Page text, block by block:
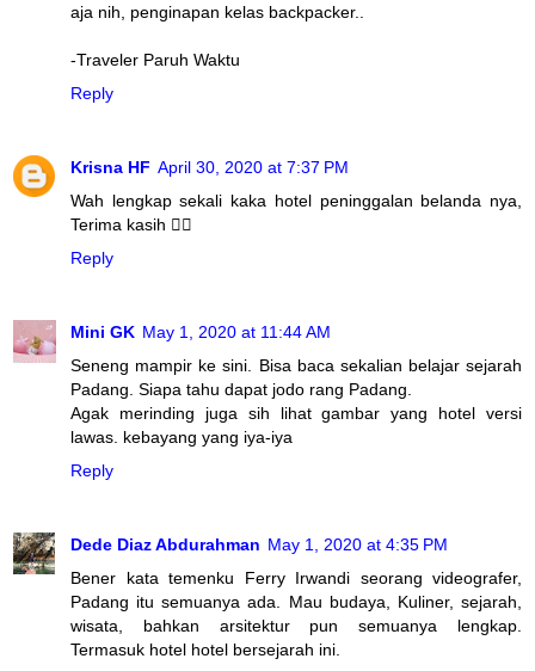
aja nih, penginapan kelas backpacker..
-Traveler Paruh Waktu
Reply
Krisna HF April 30, 2020 at 7:37 PM
Wah lengkap sekali kaka hotel peninggalan belanda nya,
Terima kasih 🤸‍♀️
Reply
Mini GK May 1, 2020 at 11:44 AM
Seneng mampir ke sini. Bisa baca sekalian belajar sejarah
Padang. Siapa tahu dapat jodo rang Padang.
Agak merinding juga sih lihat gambar yang hotel versi
lawas. kebayang yang iya-iya
Reply
Dede Diaz Abdurahman May 1, 2020 at 4:35 PM
Bener kata temenku Ferry Irwandi seorang videografer,
Padang itu semuanya ada. Mau budaya, Kuliner, sejarah,
wisata, bahkan arsitektur pun semuanya lengkap.
Termasuk hotel hotel bersejarah ini.